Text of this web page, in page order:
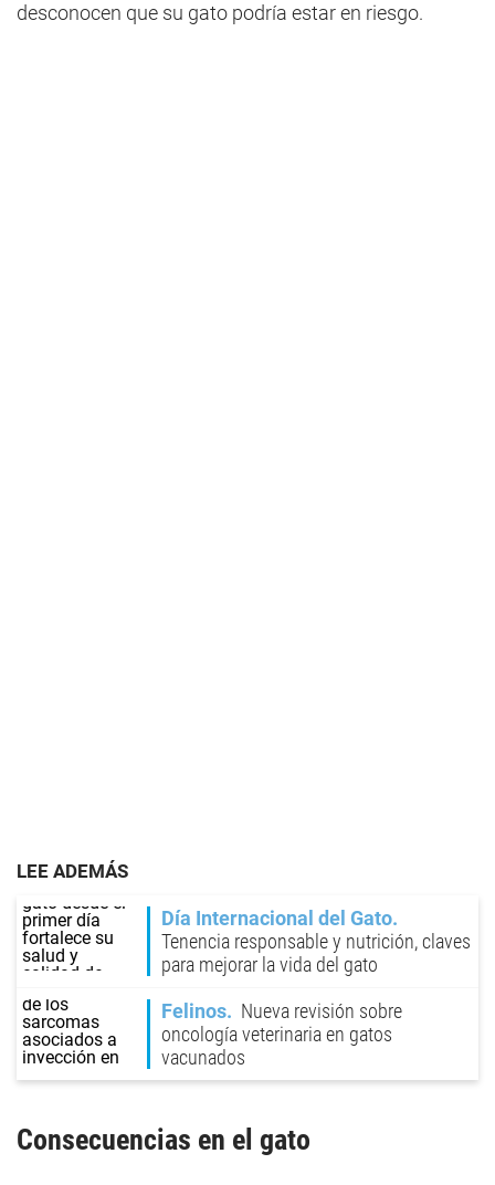
desconocen que su gato podría estar en riesgo.
LEE ADEMÁS
Día Internacional del Gato
Tenencia responsable y nutrición, claves
para mejorar la vida del gato
Felinos
Nueva revisión sobre
oncología veterinaria en gatos
vacunados
Consecuencias en el gato